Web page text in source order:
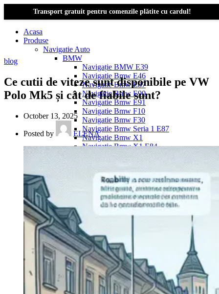
Transport gratuit pentru comenzile plătite cu cardul!
Acasa
Produse
Navigatie Auto
BMW
Navigație BMW E39
Navigatie Bmw E46
Navigatie Bmw E87
Navigatie Bmw E90
Navigatie Bmw E91
Navigatie Bmw F10
Navigatie Bmw F30
Navigatie Bmw Seria 1 E87
Navigatie Bmw X1
Navigatie Bmw X1 E84
Navigatie BMW X3 f25
Dacia Logan
Navigație Dacia Logan 1 (2004–2012)
Navigație Dacia Logan 2 (2012–2020)
Navigație Dacia Logan 3 (2020–Prezent)
Dacia Duster
Navigatie Duster 2011
Navigatie Duster 2019
Audi
Navigatie Audi A3 8p
Navigatie Audi A4
Navigatie Audi A4 B6
Navigatie Audi A4 B7
Navigatie Audi A4 B8
blog
Ce cutii de viteze sunt disponibile pe VW
Polo Mk5 și cât de fiabile sunt?
October 13, 2025
Posted by ELENA